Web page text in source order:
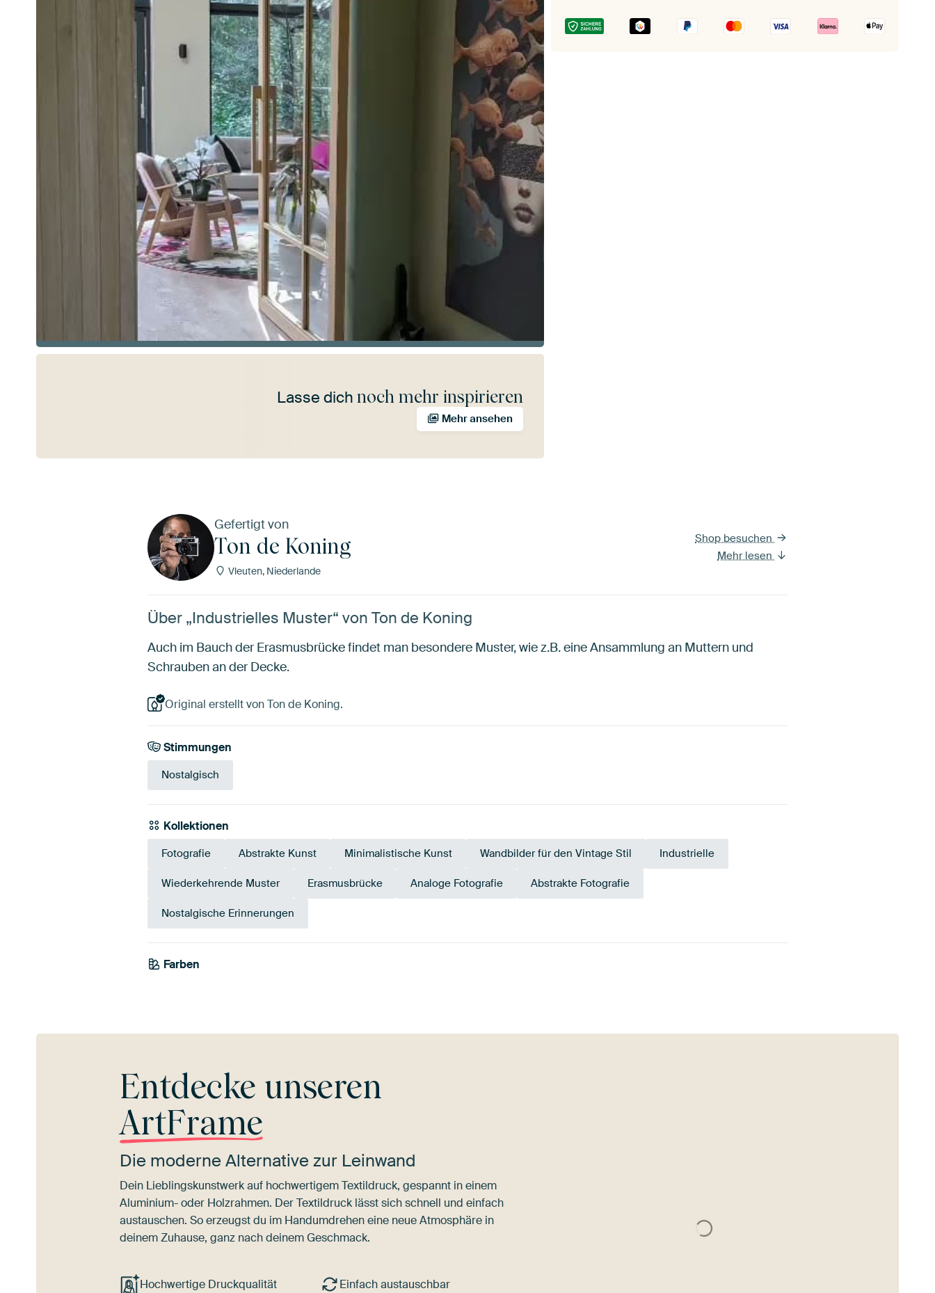
Lasse dich noch mehr inspirieren
Mehr ansehen
Gefertigt von
Ton de Koning
Vleuten, Niederlande
Shop besuchen
Mehr lesen
Über „Industrielles Muster“ von Ton de Koning
Auch im Bauch der Erasmusbrücke findet man besondere Muster, wie z.B. eine Ansammlung an Muttern und
Schrauben an der Decke.
Original erstellt von Ton de Koning.
Stimmungen
Nostalgisch
Kollektionen
Fotografie Abstrakte Kunst Minimalistische Kunst Wandbilder für den Vintage Stil Industrielle
Wiederkehrende Muster Erasmusbrücke Analoge Fotografie Abstrakte Fotografie
Nostalgische Erinnerungen
Farben
Blau
Entdecke unseren
ArtFrame
Die moderne Alternative zur Leinwand
Dein Lieblingskunstwerk auf hochwertigem Textildruck, gespannt in einem
Aluminium- oder Holzrahmen. Der Textildruck lässt sich schnell und einfach
austauschen. So erzeugst du im Handumdrehen eine neue Atmosphäre in
deinem Zuhause, ganz nach deinem Geschmack.
Hochwertige Druckqualität Einfach austauschbar